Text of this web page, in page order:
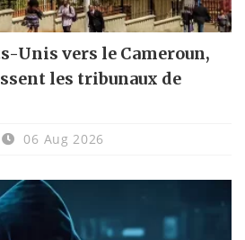
Unis vers le Cameroun,
les tribunaux de
06 Aug 2026